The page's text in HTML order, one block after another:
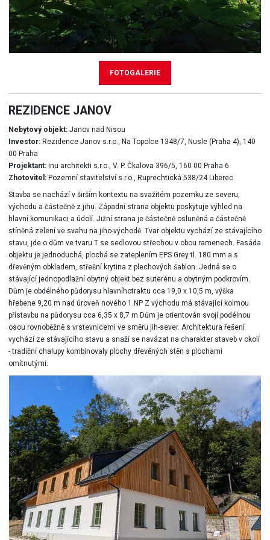
FOTOGALERIE
REZIDENCE JANOV
Nebytový objekt:Janov nad Nisou
Investor:Rezidence Janov s.r.o., Na Topolce 1348/7, Nusle (Praha 4), 140
00 Praha
Projektant:inu architekti s.r.o., V. P. Čkalova 396/5, 160 00 Praha 6
Zhotovitel:Pozemní stavitelství s.r.o., Ruprechtická 538/24 Liberec
Stavba se nachází v širším kontextu na svažitém pozemku ze severu,
východu a částečně z jihu. Západní strana objektu poskytuje výhled na
hlavní komunikaci a údolí. Jižní strana je částečně osluněná a částečně
stíněná zelení ve svahu na jiho-východě. Tvar objektu vychází ze stávajícího
stavu, jde o dům ve tvaru T se sedlovou střechou v obou ramenech. Fasáda
objektu je jednoduchá, plochá se zateplením EPS Grey tl. 180 mm a s
dřevěným obkladem, střešní krytina z plechových šablon. Jedná se o
stávající jednopodlažní obytný objekt bez suterénu a obytným podkrovím.
Dům je obdélného půdorysu hlavníhotraktu cca 19,0 x 10,5 m, výška
hřebene 9,20 m nad úroveň nového 1.NP Z východu má stávající kolmou
přístavbu na půdorysu cca 6,35 x 8,7 m.Dům je orientován svojí podélnou
osou rovnoběžně s vrstevnicemi ve směru jih-sever. Architektura řešení
vychází ze stávajícího stavu a snaží se navázat na charakter staveb v okolí
- tradiční chalupy kombinovaly plochy dřevěných stěn s plochami
omítnutými.